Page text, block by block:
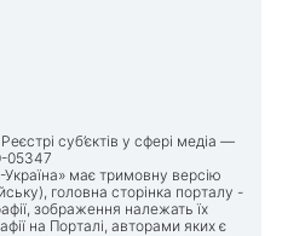
суб’єктів у сфері медіа —
05347
має тримовну версію
головна сторінка порталу -
зображення належать їх
на Порталі, авторами яких є